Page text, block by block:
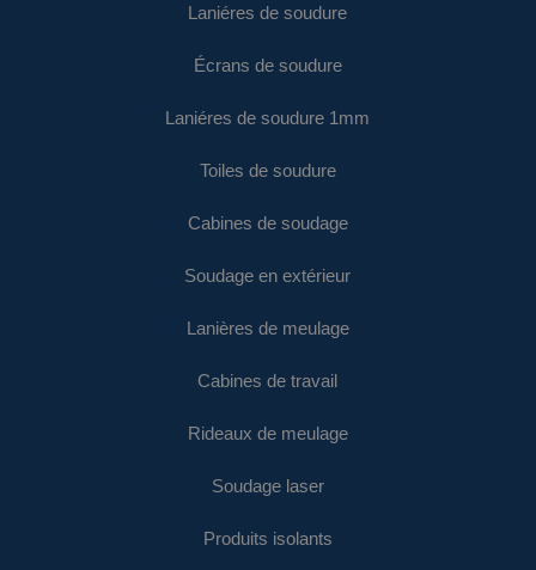
Laniéres de soudure
Écrans de soudure
Laniéres de soudure 1mm
Toiles de soudure
Cabines de soudage
Soudage en extérieur
Lanières de meulage
Cabines de travail
Rideaux de meulage
Soudage laser
Produits isolants